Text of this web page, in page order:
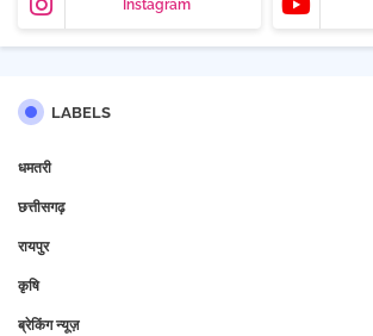
Instagram
LABELS
धमतरी
छत्तीसगढ़
रायपुर
कृषि
ब्रेकिंग न्यूज़